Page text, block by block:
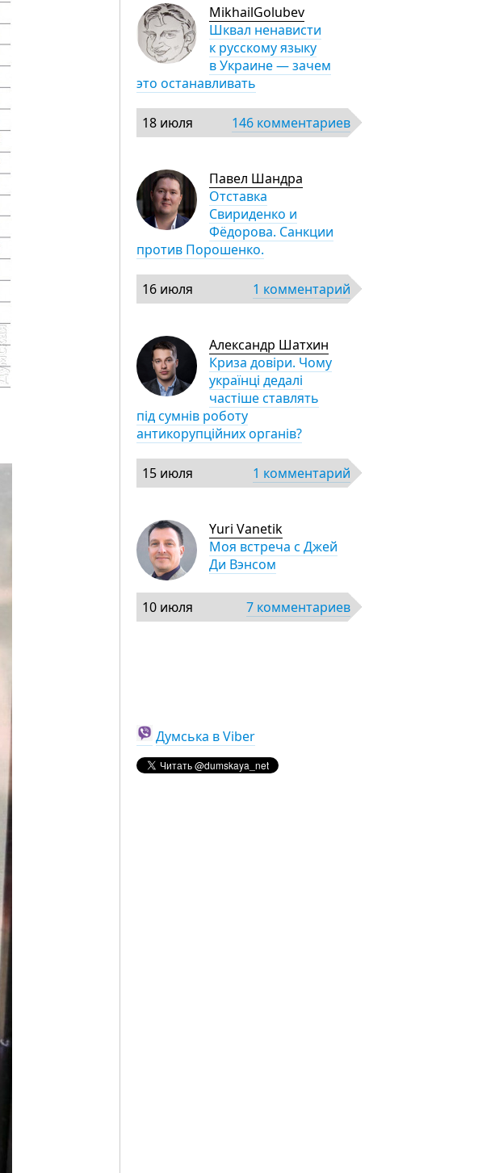
MikhailGolubev
Шквал ненависти
к русскому языку
в Украине — зачем
это останавливать
18 июля 146 комментариев
Павел Шандра
Отставка
Свириденко и
Фёдорова. Санкции
против Порошенко.
16 июля 1 комментарий
Александр Шатхин
Криза довіри. Чому
українці дедалі
частіше ставлять
під сумнів роботу
антикорупційних органів?
15 июля 1 комментарий
Yuri Vanetik
Моя встреча с Джей
Ди Вэнсом
10 июля 7 комментариев
Думська в Viber